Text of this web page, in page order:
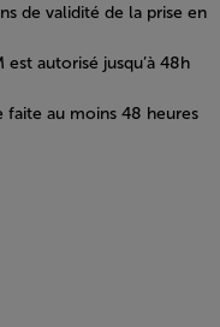
de validité de la prise en
autorisé jusqu’à 48h
au moins 48 heures